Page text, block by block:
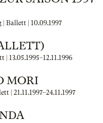
| Ballett | 10.09.1997
| 13.05.1995–12.11.1996
MORI
| 21.11.1997–24.11.1997